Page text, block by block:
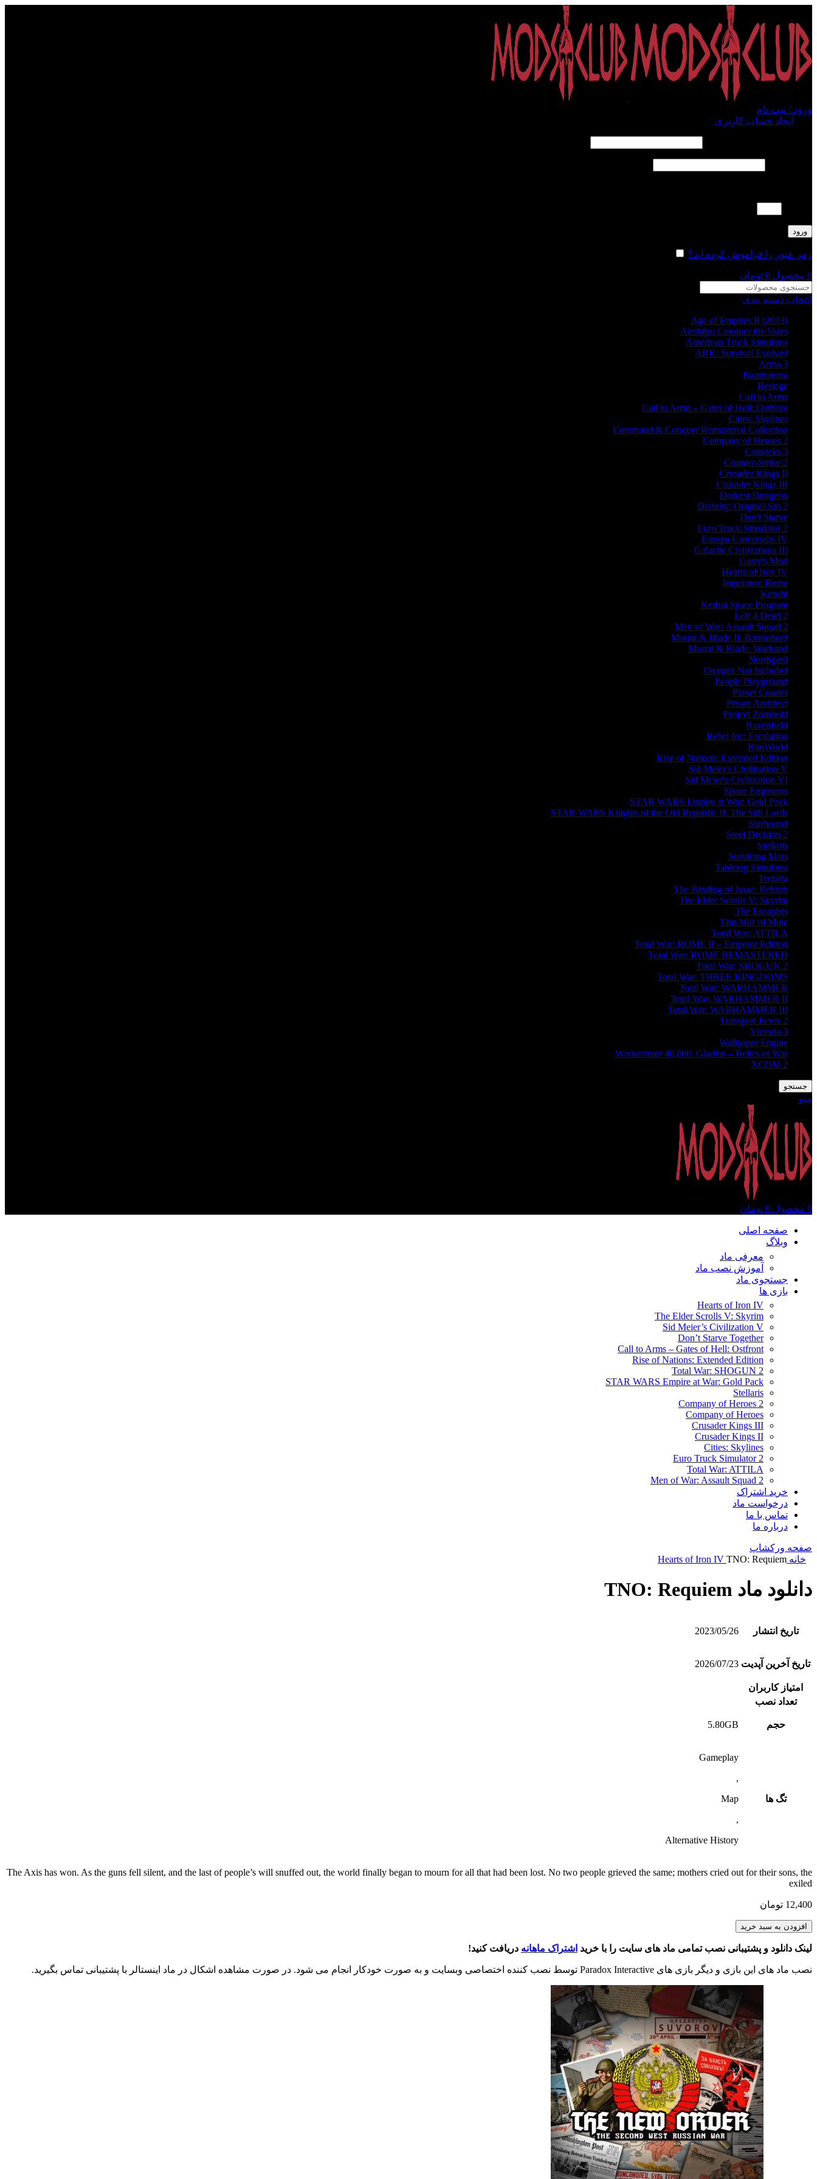
ورود / ثبت نام
ایجاد حساب کاربری
ورود
رمز عبور را فراموش کرده اید؟
0 محصول 0 تومان
انتخاب دسته بندی
Age of Empires II (2013)
Airships: Conquer the Skies
American Truck Simulator
ARK: Survival Evolved
Arma 3
Barotrauma
Besiege
Call to Arms
Call to Arms – Gates of Hell: Ostfront
Cities: Skylines
Command & Conquer Remastered Collection
Company of Heroes 2
Cossacks 3
Counter-Strike 2
Crusader Kings II
Crusader Kings III
Darkest Dungeon
Divinity: Original Sin 2
Don't Starve
Euro Truck Simulator 2
Europa Universalis IV
Galactic Civilizations III
Garry's Mod
Hearts of Iron IV
Imperator: Rome
Kenshi
Kerbal Space Program
Left 4 Dead 2
Men of War: Assault Squad 2
Mount & Blade II: Bannerlord
Mount & Blade: Warband
Northgard
Oxygen Not Included
People Playground
Planet Coaster
Prison Architect
Project Zomboid
Ravenfield
Rebel Inc: Escalation
RimWorld
Rise of Nations: Extended Edition
Sid Meier's Civilization V
Sid Meier's Civilization VI
Space Engineers
STAR WARS Empire at War: Gold Pack
STAR WARS Knights of the Old Republic II: The Sith Lords
Starbound
Steel Division 2
Stellaris
Surviving Mars
Tabletop Simulator
Terraria
The Binding of Isaac: Rebirth
The Elder Scrolls V: Skyrim
The Escapists
This War of Mine
Total War: ATTILA
Total War: ROME II – Emperor Edition
Total War: ROME REMASTERED
Total War: SHOGUN 2
Total War: THREE KINGDOMS
Total War: WARHAMMER
Total War: WARHAMMER II
Total War: WARHAMMER III
Transport Fever 2
Victoria 3
Wallpaper Engine
Warhammer 40,000: Gladius – Relics of War
XCOM 2
جستجو
منو
0 محصول 0 تومان
صفحه اصلی
وبلاگ
معرفی ماد
آموزش نصب ماد
جستجوی ماد
بازی ها
Hearts of Iron IV
The Elder Scrolls V: Skyrim
Sid Meier’s Civilization V
Don’t Starve Together
Call to Arms – Gates of Hell: Ostfront
Rise of Nations: Extended Edition
Total War: SHOGUN 2
STAR WARS Empire at War: Gold Pack
Stellaris
Company of Heroes 2
Company of Heroes
Crusader Kings III
Crusader Kings II
Cities: Skylines
Euro Truck Simulator 2
Total War: ATTILA
Men of War: Assault Squad 2
خرید اشتراک
درخواست ماد
تماس با ما
درباره ما
صفحه ورکشاپ
خانه
Hearts of Iron IV TNO: Requiem
دانلود ماد TNO: Requiem
تاریخ انتشار 2023/05/26
تاریخ آخرین آپدیت 2026/07/23
امتیاز کاربران
تعداد نصب
حجم 5.80GB
تگ ها
Gameplay
,
Map
,
Alternative History
The Axis has won. As the guns fell silent, and the last of people’s will snuffed out, the world finally began to mourn for all that had been lost. No two people grieved the same; mothers cried out for their sons, the
exiled
12,400 تومان
TNO:
Requiem
عدد
افزودن به سبد خرید
لینک دانلود و پشتیبانی نصب تمامی ماد های سایت را با خرید اشتراک ماهانه دریافت کنید!
نصب ماد های این بازی و دیگر بازی های Paradox Interactive توسط نصب کننده اختصاصی وبسایت و به صورت خودکار انجام می شود. در صورت مشاهده اشکال در ماد اینستالر با پشتیبانی تماس بگیرید.